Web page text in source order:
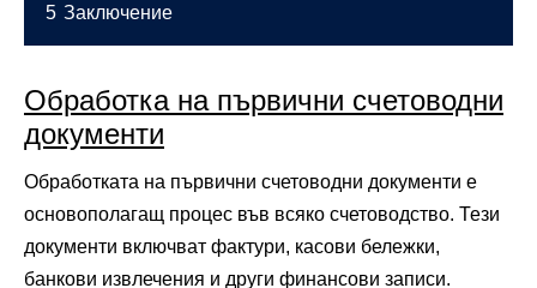
5 Заключение
Обработка на първични счетоводни
документи
Обработката на първични счетоводни документи е
основополагащ процес във всяко счетоводство. Тези
документи включват фактури, касови бележки,
банкови извлечения и други финансови записи.